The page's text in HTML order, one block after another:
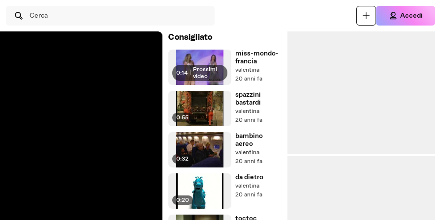
Cerca Accedi
Consigliato
0:14 | Prossimi
video
miss-mondo-
francia
valentina
20 anni fa
0:55
spazzini
bastardi
valentina
20 anni fa
0:32
bambino
aereo
valentina
20 anni fa
0:20
da dietro
valentina
20 anni fa